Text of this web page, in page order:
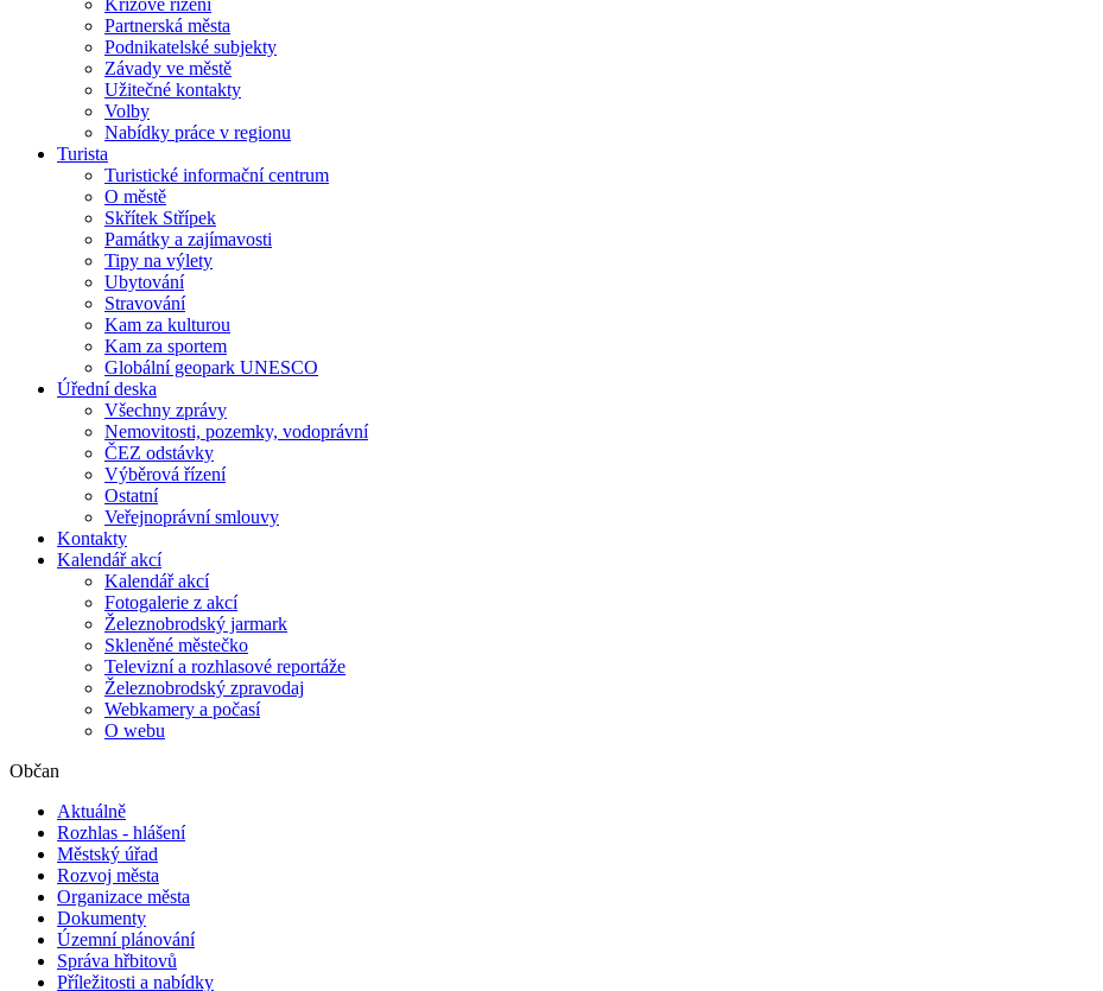
Krizové řízení
Partnerská města
Podnikatelské subjekty
Závady ve městě
Užitečné kontakty
Volby
Nabídky práce v regionu
Turista
Turistické informační centrum
O městě
Skřítek Střípek
Památky a zajímavosti
Tipy na výlety
Ubytování
Stravování
Kam za kulturou
Kam za sportem
Globální geopark UNESCO
Úřední deska
Všechny zprávy
Nemovitosti, pozemky, vodoprávní
ČEZ odstávky
Výběrová řízení
Ostatní
Veřejnoprávní smlouvy
Kontakty
Kalendář akcí
Kalendář akcí
Fotogalerie z akcí
Železnobrodský jarmark
Skleněné městečko
Televizní a rozhlasové reportáže
Železnobrodský zpravodaj
Webkamery a počasí
O webu
Občan
Aktuálně
Rozhlas - hlášení
Městský úřad
Rozvoj města
Organizace města
Dokumenty
Územní plánování
Správa hřbitovů
Příležitosti a nabídky